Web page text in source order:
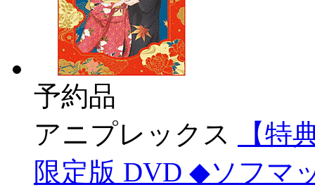
予約品
アニプレックス
【特
限定版 DVD ◆ソフマ